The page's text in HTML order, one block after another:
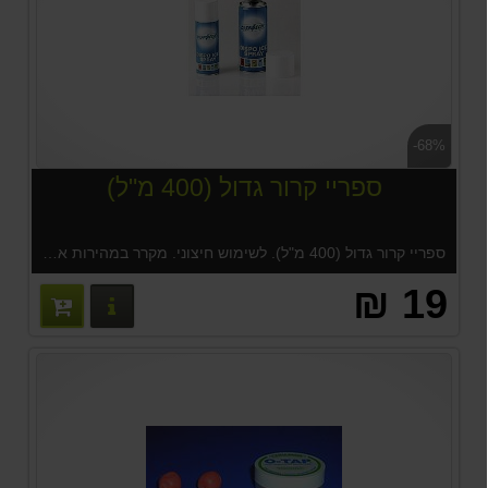
-68%
ספריי קרור גדול (400 מ"ל)
19 ₪ פרטים